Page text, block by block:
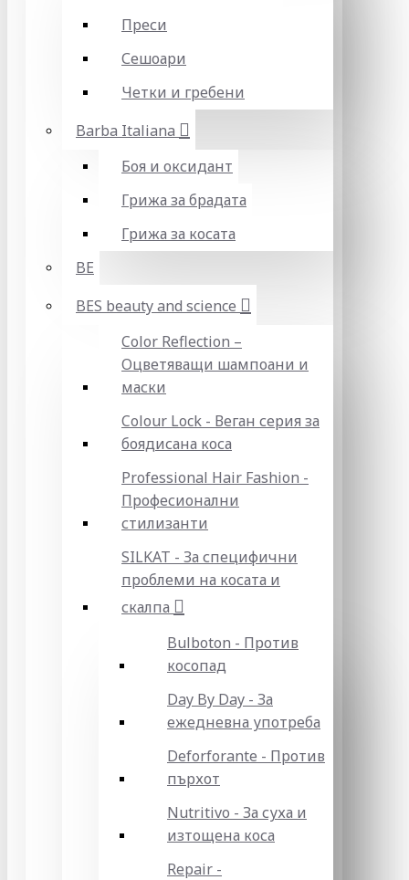
Преси
Сешоари
Четки и гребени
Barba Italiana
Боя и оксидант
Грижа за брадата
Грижа за косата
BE
BES beauty and science
Color Reflection –
Оцветяващи шампоани и
маски
Colour Lock - Веган серия за
боядисана коса
Professional Hair Fashion -
Професионални
стилизанти
SILKAT - За специфични
проблеми на косата и
скалпа
Bulboton - Против
косопад
Day By Day - За
ежедневна употреба
Deforforante - Против
пърхот
Nutritivo - За суха и
изтощена коса
Repair -